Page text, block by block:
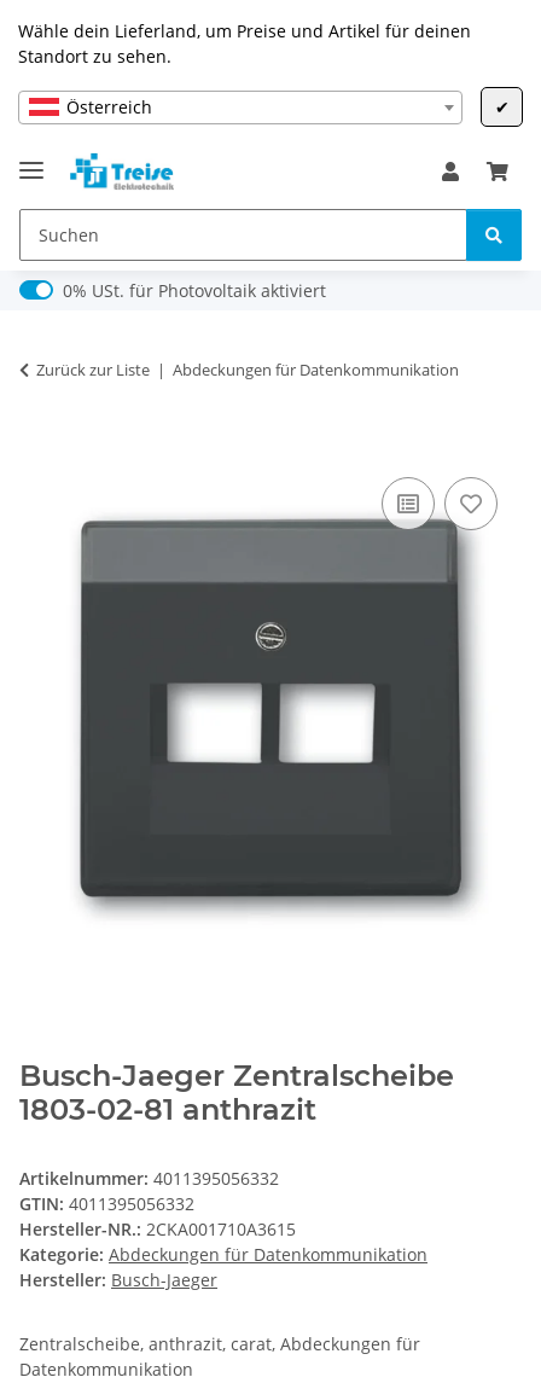
Wähle dein Lieferland, um Preise und Artikel für deinen
Standort zu sehen.
Österreich ✔
0% USt. für Photovoltaik (§ 12 Abs. 3 UStG)
0% USt. für Photovoltaik aktiviert
Zurück zur Liste Abdeckungen für Datenkommunikation
Busch-Jaeger Zentralscheibe
1803-02-81 anthrazit
Artikelnummer: 4011395056332
GTIN: 4011395056332
Hersteller-NR.: 2CKA001710A3615
Kategorie: Abdeckungen für Datenkommunikation
Hersteller: Busch-Jaeger
Zentralscheibe, anthrazit, carat, Abdeckungen für
Datenkommunikation